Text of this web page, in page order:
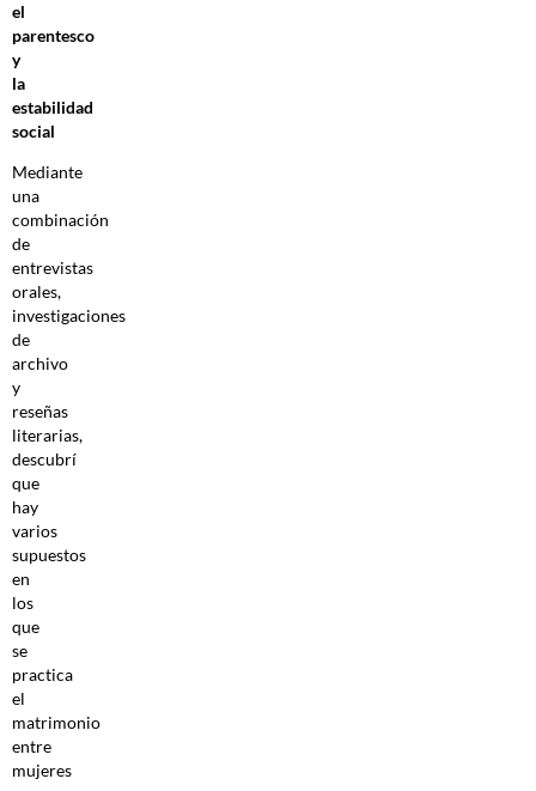
el
parentesco
y
la
estabilidad
social
Mediante
una
combinación
de
entrevistas
orales,
investigaciones
de
archivo
y
reseñas
literarias,
descubrí
que
hay
varios
supuestos
en
los
que
se
practica
el
matrimonio
entre
mujeres